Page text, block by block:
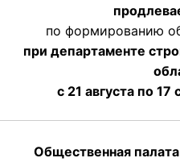
по формированию
при департаменте
с 21 августа по 17
Общественная